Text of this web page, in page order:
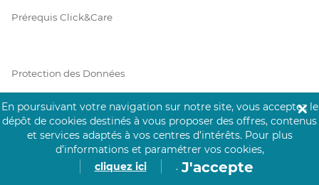
Prérequis Click&Care
Protection des Données
Vie Privée
En poursuivant votre navigation sur notre site, vous acceptez le
dépôt de cookies destinés à vous proposer des offres, contenus
et services adaptés à vos centres d’intérêts. Pour plus
d’informations et paramétrer vos cookies,
cliquez ici
. J'accepte
✕